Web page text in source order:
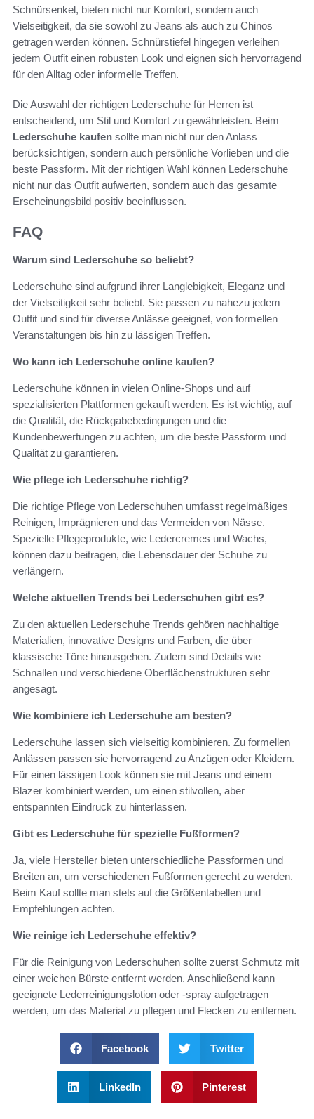
Schnürsenkel, bieten nicht nur Komfort, sondern auch
Vielseitigkeit, da sie sowohl zu Jeans als auch zu Chinos
getragen werden können. Schnürstiefel hingegen verleihen
jedem Outfit einen robusten Look und eignen sich hervorragend
für den Alltag oder informelle Treffen.
Die Auswahl der richtigen Lederschuhe für Herren ist
entscheidend, um Stil und Komfort zu gewährleisten. Beim
Lederschuhe kaufen sollte man nicht nur den Anlass
berücksichtigen, sondern auch persönliche Vorlieben und die
beste Passform. Mit der richtigen Wahl können Lederschuhe
nicht nur das Outfit aufwerten, sondern auch das gesamte
Erscheinungsbild positiv beeinflussen.
FAQ
Warum sind Lederschuhe so beliebt?
Lederschuhe sind aufgrund ihrer Langlebigkeit, Eleganz und
der Vielseitigkeit sehr beliebt. Sie passen zu nahezu jedem
Outfit und sind für diverse Anlässe geeignet, von formellen
Veranstaltungen bis hin zu lässigen Treffen.
Wo kann ich Lederschuhe online kaufen?
Lederschuhe können in vielen Online-Shops und auf
spezialisierten Plattformen gekauft werden. Es ist wichtig, auf
die Qualität, die Rückgabebedingungen und die
Kundenbewertungen zu achten, um die beste Passform und
Qualität zu garantieren.
Wie pflege ich Lederschuhe richtig?
Die richtige Pflege von Lederschuhen umfasst regelmäßiges
Reinigen, Imprägnieren und das Vermeiden von Nässe.
Spezielle Pflegeprodukte, wie Ledercremes und Wachs,
können dazu beitragen, die Lebensdauer der Schuhe zu
verlängern.
Welche aktuellen Trends bei Lederschuhen gibt es?
Zu den aktuellen Lederschuhe Trends gehören nachhaltige
Materialien, innovative Designs und Farben, die über
klassische Töne hinausgehen. Zudem sind Details wie
Schnallen und verschiedene Oberflächenstrukturen sehr
angesagt.
Wie kombiniere ich Lederschuhe am besten?
Lederschuhe lassen sich vielseitig kombinieren. Zu formellen
Anlässen passen sie hervorragend zu Anzügen oder Kleidern.
Für einen lässigen Look können sie mit Jeans und einem
Blazer kombiniert werden, um einen stilvollen, aber
entspannten Eindruck zu hinterlassen.
Gibt es Lederschuhe für spezielle Fußformen?
Ja, viele Hersteller bieten unterschiedliche Passformen und
Breiten an, um verschiedenen Fußformen gerecht zu werden.
Beim Kauf sollte man stets auf die Größentabellen und
Empfehlungen achten.
Wie reinige ich Lederschuhe effektiv?
Für die Reinigung von Lederschuhen sollte zuerst Schmutz mit
einer weichen Bürste entfernt werden. Anschließend kann
geeignete Lederreinigungslotion oder -spray aufgetragen
werden, um das Material zu pflegen und Flecken zu entfernen.
Facebook Twitter
LinkedIn Pinterest